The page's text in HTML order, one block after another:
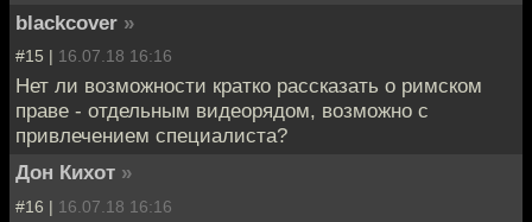
blackcover »
#15 | 16.07.18 16:16
Нет ли возможности кратко рассказать о римском
праве - отдельным видеорядом, возможно с
привлечением специалиста?
Дон Кихот »
#16 | 16.07.18 16:16